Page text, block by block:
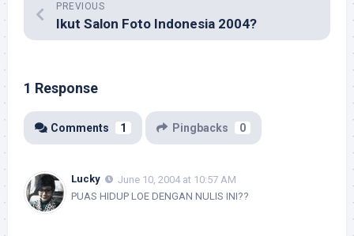
PREVIOUS
Ikut Salon Foto Indonesia 2004?
1 Response
Comments 1 Pingbacks 0
Lucky
June 10, 2004 at 10:57 AM
PUAS HIDUP LOE DENGAN NULIS INI??